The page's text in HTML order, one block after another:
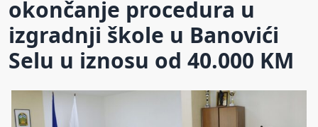
okončanje procedura u
izgradnji škole u Banovići
Selu u iznosu od 40.000 KM